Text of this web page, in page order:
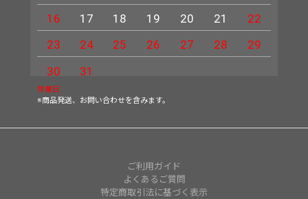
16
17 18 19 20 21
22
23
24 25 26 27 28
29
30
31
休業日
※商品発送、お問い合わせを含みます。
ご利用ガイド
よくあるご質問
特定商取引法に基づく表示